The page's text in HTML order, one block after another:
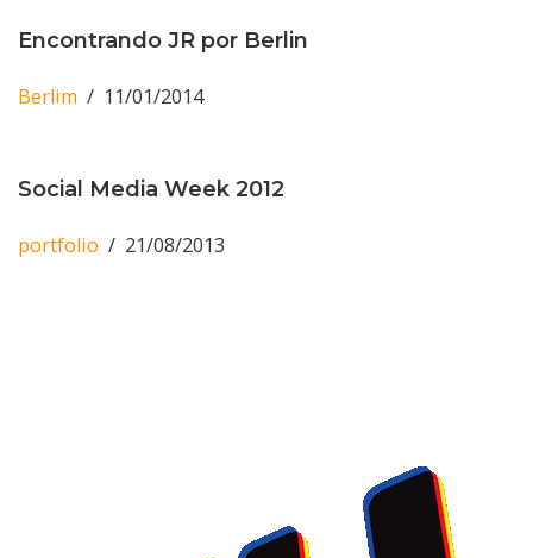
Encontrando JR por Berlin
Berlim 11/01/2014
Social Media Week 2012
portfolio 21/08/2013